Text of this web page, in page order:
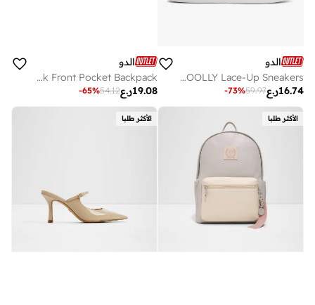
الدو
WOOLLY Lace-Up Sneakers
ر.ع16.74
59.97
-73%
الدو
THALI Color Block Front Pocket Backpack
ر.ع19.08
54.12
-65%
الأكثر طلبا الأكثر طلبا